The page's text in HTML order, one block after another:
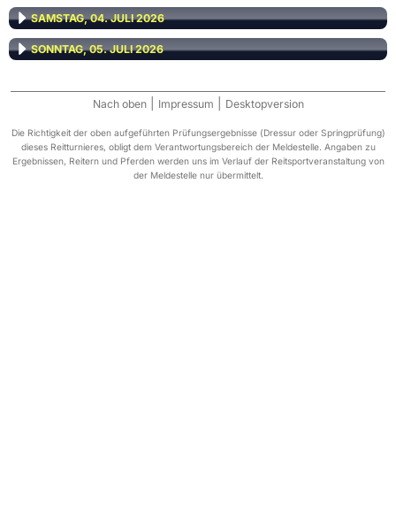
SAMSTAG, 04. JULI 2026
SONNTAG, 05. JULI 2026
Nach oben Impressum Desktopversion
Die Richtigkeit der oben aufgeführten Prüfungsergebnisse (Dressur oder Springprüfung)
dieses Reitturnieres, obligt dem Verantwortungsbereich der Meldestelle. Angaben zu
Ergebnissen, Reitern und Pferden werden uns im Verlauf der Reitsportveranstaltung von
der Meldestelle nur übermittelt.